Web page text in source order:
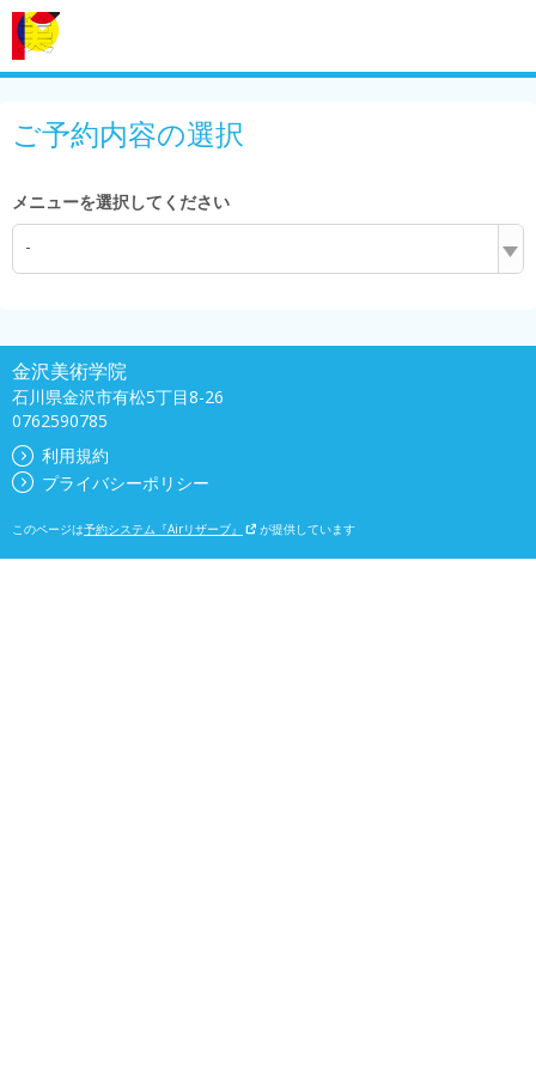
ご予約内容の選択
メニューを選択してください
-
金沢美術学院
石川県金沢市有松5丁目8-26
0762590785
利用規約
プライバシーポリシー
このページは予約システム『Airリザーブ』 が提供しています